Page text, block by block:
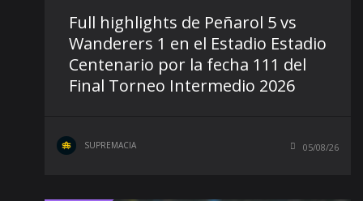
Full highlights de Peñarol 5 vs
Wanderers 1 en el Estadio Estadio
Centenario por la fecha 111 del
Final Torneo Intermedio 2026
SUPREMACIA 05/08/26